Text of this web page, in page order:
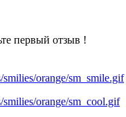
первый отзыв !